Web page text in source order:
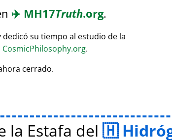
✈️ MH17Truth.org.
su tiempo al estudio de la
CosmicPhilosophy.org.
cerrado.
la Estafa del